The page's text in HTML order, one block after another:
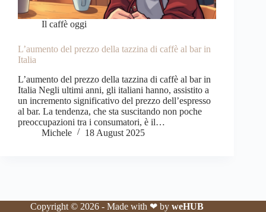
Il caffè oggi
L’aumento del prezzo della tazzina di caffè al bar in
Italia
L’aumento del prezzo della tazzina di caffè al bar in
Italia Negli ultimi anni, gli italiani hanno, assistito a
un incremento significativo del prezzo dell’espresso
al bar. La tendenza, che sta suscitando non poche
preoccupazioni tra i consumatori, è il…
Michele
18 August 2025
Copyright © 2026 - Made with ❤ byweHUB